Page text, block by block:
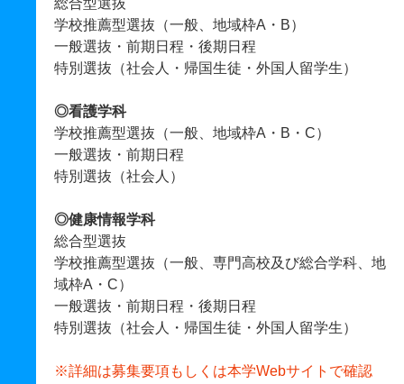
総合型選抜
学校推薦型選抜（一般、地域枠A・B）
一般選抜・前期日程・後期日程
特別選抜（社会人・帰国生徒・外国人留学生）
◎看護学科
学校推薦型選抜（一般、地域枠A・B・C）
一般選抜・前期日程
特別選抜（社会人）
◎健康情報学科
総合型選抜
学校推薦型選抜（一般、専門高校及び総合学科、地
域枠A・C）
一般選抜・前期日程・後期日程
特別選抜（社会人・帰国生徒・外国人留学生）
※詳細は募集要項もしくは本学Webサイトで確認